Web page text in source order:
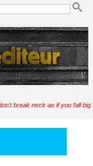
break neck as if you fall big